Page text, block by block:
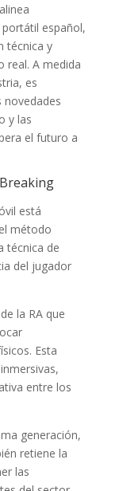
español,
técnica y
real. A medida
es
y las
el futuro a
está
método
técnica de
del jugador
la RA que
Esta
entre los
generación,
retiene la
las